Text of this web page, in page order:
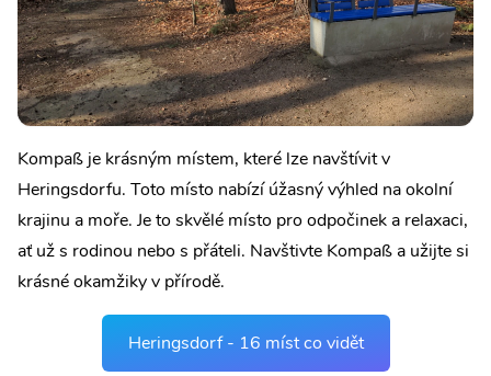
Kompaß je krásným místem, které lze navštívit v
Heringsdorfu. Toto místo nabízí úžasný výhled na okolní
krajinu a moře. Je to skvělé místo pro odpočinek a relaxaci,
ať už s rodinou nebo s přáteli. Navštivte Kompaß a užijte si
krásné okamžiky v přírodě.
Heringsdorf - 16 míst co vidět